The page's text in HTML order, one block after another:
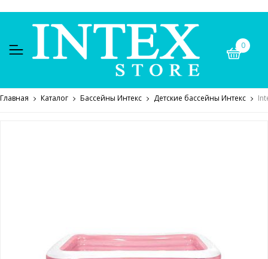
0
Главная Каталог Бассейны Интекс Детские бассейны Интекс